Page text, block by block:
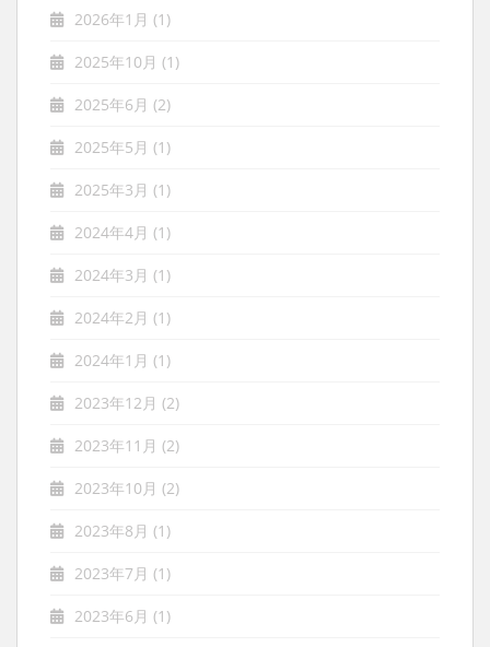
2026年1月 (1)
2025年10月 (1)
2025年6月 (2)
2025年5月 (1)
2025年3月 (1)
2024年4月 (1)
2024年3月 (1)
2024年2月 (1)
2024年1月 (1)
2023年12月 (2)
2023年11月 (2)
2023年10月 (2)
2023年8月 (1)
2023年7月 (1)
2023年6月 (1)